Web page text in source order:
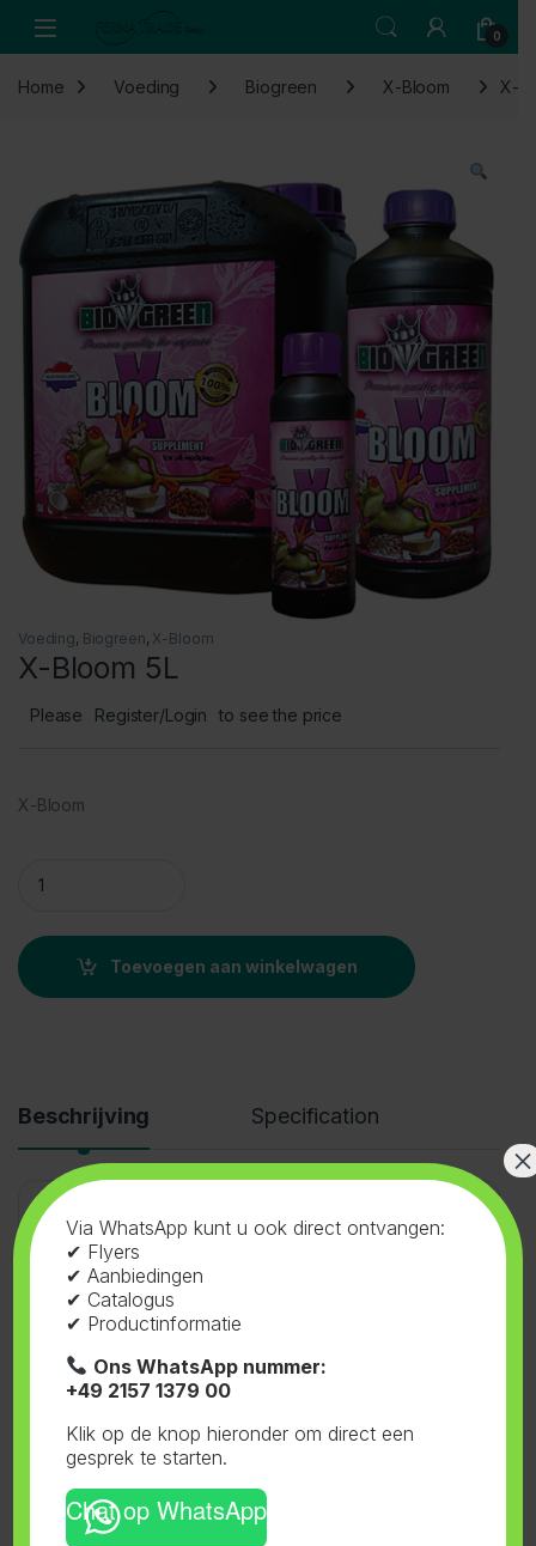
Open 0
Home Voeding Biogreen X-Bloom X-
Voeding, Biogreen, X-Bloom
X-Bloom 5L
Please Register/Login to see the price
X-Bloom
Toevoegen aan winkelwagen
Beschrijving Specification
X-Bloom
Biogreen,X-Bloom Tag:Biogreen
Via WhatsApp kunt u ook direct ontvangen:
✔ Flyers
✔ Aanbiedingen
✔ Catalogus
✔ Productinformatie
Ons WhatsApp nummer:
+49 2157 1379 00
Klik op de knop hieronder om direct een
gesprek te starten.
Chat op WhatsApp
×